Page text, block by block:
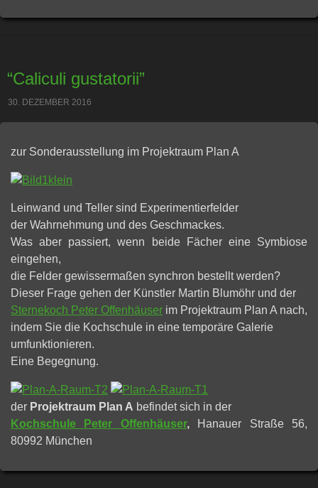
“Caliculi gustatorii”
30. DEZEMBER 2016
zur Sonderausstellung im Projektraum Plan A
Leinwand und Teller sind Experimentierfelder
der Wahrnehmung und des Geschmackes.
Was aber passiert, wenn beide Fächer eine Symbiose
eingehen,
die Felder gewissermaßen synchron bestellt werden?
Dieser Frage gehen der Künstler Martin Blumöhr und der
Sternekoch Peter Offenhäuser im Projektraum Plan A nach,
indem Sie die Kochschule in eine temporäre Galerie
umfunktionieren.
Eine Begegnung.
der Projektraum Plan A befindet sich in der
Kochschule Peter Offenhäuser,
Hanauer Straße 56,
80992 München